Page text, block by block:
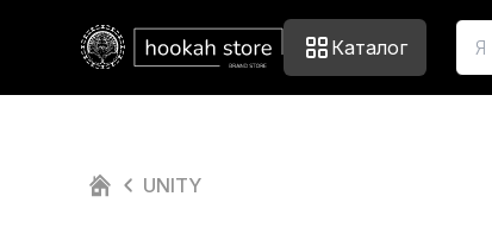
Каталог
UNITY